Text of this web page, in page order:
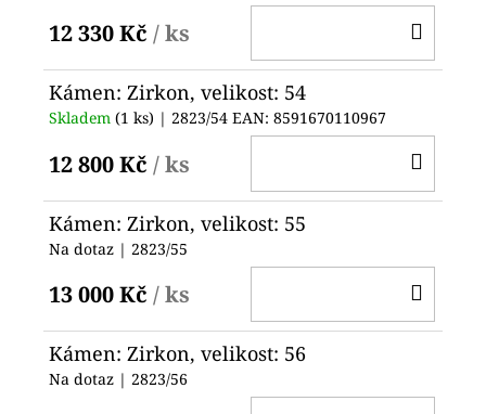
12 330 Kč / ks
Kámen: Zirkon, velikost: 54
Skladem (1 ks) | 2823/54 EAN: 8591670110967
12 800 Kč / ks
Kámen: Zirkon, velikost: 55
Na dotaz | 2823/55
13 000 Kč / ks
Kámen: Zirkon, velikost: 56
Na dotaz | 2823/56